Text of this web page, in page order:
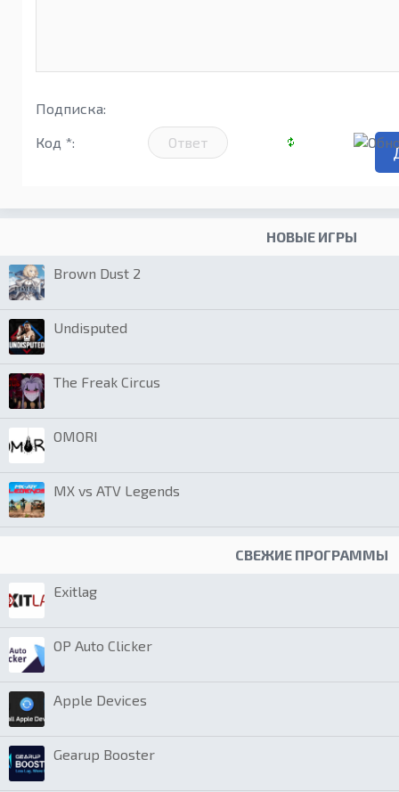
Подписка:
Код *:
НОВЫЕ ИГРЫ
Brown Dust 2
Undisputed
The Freak Circus
OMORI
MX vs ATV Legends
СВЕЖИЕ ПРОГРАММЫ
Exitlag
OP Auto Clicker
Apple Devices
Gearup Booster